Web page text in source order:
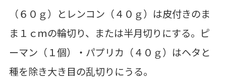
（６０ｇ）とレンコン（４０ｇ）は皮付きのま
ま１ｃｍの輪切り、または半月切りにする。ピ
ーマン（１個）・パプリカ（４０ｇ）はヘタと
種を除き大き目の乱切りにうる。